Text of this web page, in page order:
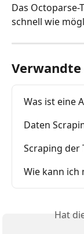
Das
schnell wie
Was ist eine
Daten
Scraping der
Wie kann ich
Hat